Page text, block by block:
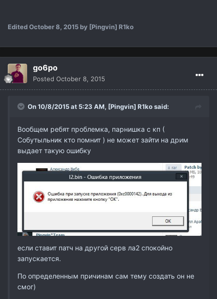
EditedOctober 8, 2015 by [Pingvin] R1ko
go6po
Posted October 8, 2015
On 10/8/2015 at 5:23 AM, [Pingvin] R1kosaid:
Вообщем ребят проблемка, парнишка с кп (
Собутыльник кто помнит ) не может зайти на дрим
выдает такую ошибку
если ставит патч на другой серв ла2 спокойно
запускается.
По определенным причинам сам тему создать он не
смог)